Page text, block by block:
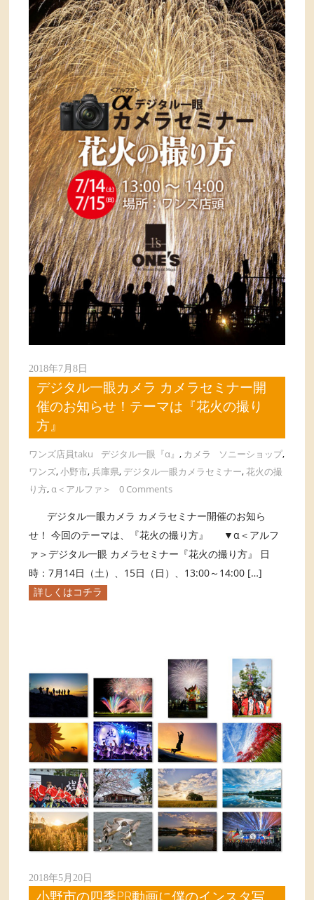
2018年7月8日
デジタル一眼カメラ カメラセミナー開
催のお知らせ！テーマは『花火の撮り
方』
ワンズ店員taku デジタル一眼『α』, カメラ ソニーショップ,
ワンズ,小野市,兵庫県, デジタル一眼カメラセミナー,花火の撮
り方,α＜アルファ＞ 0 Comments
デジタル一眼カメラ カメラセミナー開催のお知ら
せ！ 今回のテーマは、『花火の撮り方』 ▼α＜アルフ
ァ＞デジタル一眼 カメラセミナー『花火の撮り方』 日
時：7月14日（土）、15日（日）、13:00～14:00 […]
詳しくはコチラ
2018年5月20日
小野市の四季PR動画に僕のインスタ写